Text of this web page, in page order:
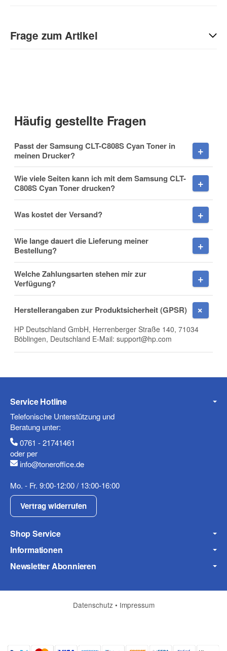
Sie Anderen bei der Kaufentscheidung:
Frage zum Artikel
Nachname
Firma
Mobiltelefon
Frage zum Artikel
Ihre Frage
Häufig gestellte Fragen
Passt der Samsung CLT-C808S Cyan Toner in
meinen Drucker?
Wie viele Seiten kann ich mit dem Samsung CLT-
C808S Cyan Toner drucken?
Was kostet der Versand?
Wie lange dauert die Lieferung meiner
Bestellung?
Welche Zahlungsarten stehen mir zur
Verfügung?
Herstellerangaben zur Produktsicherheit (GPSR)
HP Deutschland GmbH, Herrenberger Straße 140, 71034
Böblingen, Deutschland E-Mail: support@hp.com
Service Hotline
Telefonische Unterstützung und
Beratung unter:
0761 - 21741461
oder per
info@toneroffice.de
Mo. - Fr. 9:00-12:00 / 13:00-16:00
Vertrag widerrufen
Shop Service
Informationen
Newsletter Abonnieren
Datenschutz • Impressum